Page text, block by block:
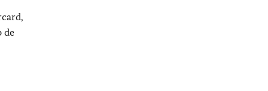
de